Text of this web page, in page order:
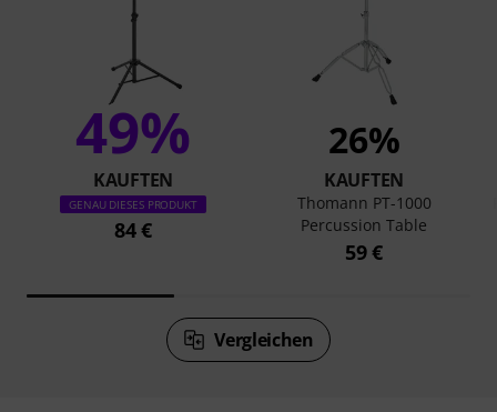
49%
KAUFTEN
GENAU DIESES PRODUKT
84 €
26%
KAUFTEN
Thomann PT-1000
Percussion Table
59 €
Vergleichen